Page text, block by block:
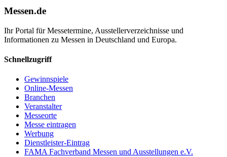
Messen.de
Ihr Portal für Messetermine, Ausstellerverzeichnisse und
Informationen zu Messen in Deutschland und Europa.
Schnellzugriff
Gewinnspiele
Online-Messen
Branchen
Veranstalter
Messeorte
Messe eintragen
Werbung
Dienstleister-Eintrag
FAMA Fachverband Messen und Ausstellungen e.V.